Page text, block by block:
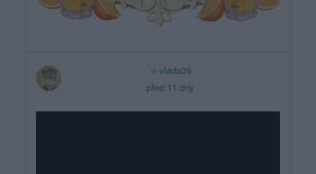
vlada39
před 11 dny